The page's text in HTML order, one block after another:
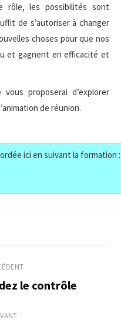
rôle, les possibilités sont
de s’autoriser à changer
choses pour que nos
et gagnent en efficacité et
proposerai d’explorer
de réunion.
ici en suivant la formation :
le contrôle